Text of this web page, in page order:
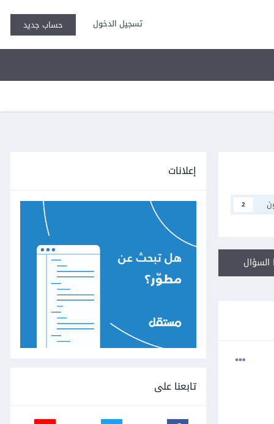
تسجيل الدخول حساب جديد
2
إعلانات
تابعنا على